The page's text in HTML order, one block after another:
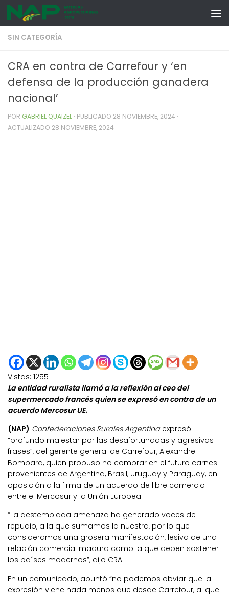
Skip to content
SIN CATEGORÍA
CRA en contra de Carrefour y ‘en
defensa de la producción ganadera
nacional’
POR GABRIEL QUAIZEL · PUBLICADO 28 NOVIEMBRE, 2024 ·
ACTUALIZADO 28 NOVIEMBRE, 2024
Vistas: 1255
La entidad ruralista llamó a la reflexión al ceo del
supermercado francés quien se expresó en contra de un
acuerdo Mercosur UE.
(NAP) Confederaciones Rurales Argentinaexpresó
“profundo malestar por las desafortunadas y agresivas
frases”, del gerente general de Carrefour, Alexandre
Bompard, quien propuso no comprar en el futuro carnes
provenientes de Argentina, Brasil, Uruguay y Paraguay, en
oposición a la firma de un acuerdo de libre comercio
entre el Mercosur y la Unión Europea.
“La destemplada amenaza ha generado voces de
repudio, a la que sumamos la nuestra, por lo que
consideramos una grosera manifestación, lesiva de una
relación comercial madura como la que deben sostener
los países modernos”, dijo CRA.
En un comunicado, apuntó “no podemos obviar que la
expresión viene nada menos que desde Carrefour, al que